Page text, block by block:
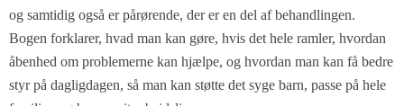
og samtidig også er pårørende, der er en del af behandlingen.
Bogen forklarer, hvad man kan gøre, hvis det hele ramler, hvordan
åbenhed om problemerne kan hjælpe, og hvordan man kan få bedre
styr på dagligdagen, så man kan støtte det syge barn, passe på hele